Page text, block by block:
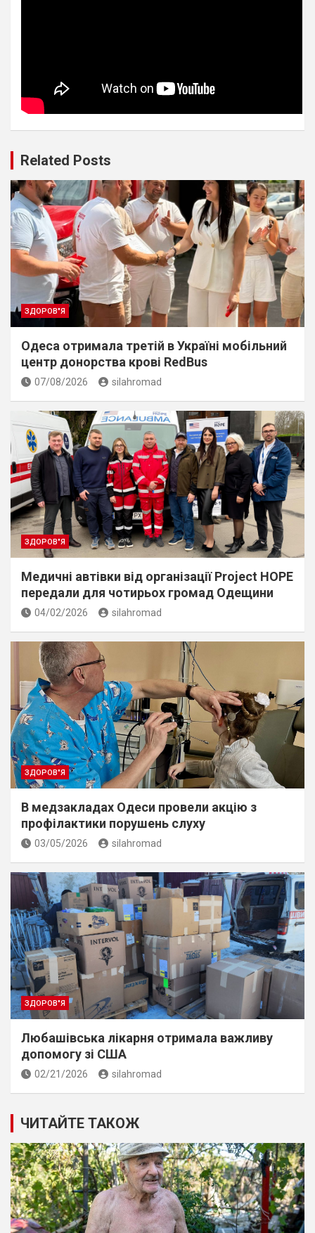
Related Posts
ЗДОРОВ"Я
Одеса отримала третій в Україні мобільний
центр донорства крові RedBus
07/08/2026 silahromad
ЗДОРОВ"Я
Медичні автівки від організації Project HOPE
передали для чотирьох громад Одещини
04/02/2026 silahromad
ЗДОРОВ"Я
В медзакладах Одеси провели акцію з
профілактики порушень слуху
03/05/2026 silahromad
ЗДОРОВ"Я
Любашівська лікарня отримала важливу
допомогу зі США
02/21/2026 silahromad
ЧИТАЙТЕ ТАКОЖ